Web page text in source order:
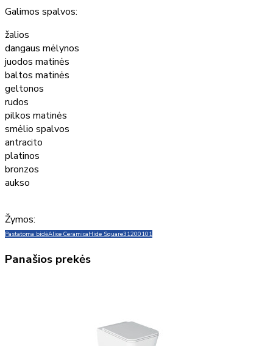
Galimos spalvos:
žalios
dangaus mėlynos
juodos matinės
baltos matinės
geltonos
rudos
pilkos matinės
smėlio spalvos
antracito
platinos
bronzos
aukso
Žymos:
Pastatoma bidėAlice CeramicaHide Square31200101
Panašios prekės